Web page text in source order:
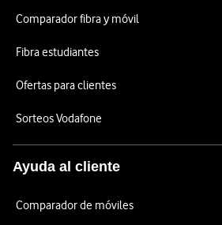
Comparador fibra y móvil
Fibra estudiantes
Ofertas para clientes
Sorteos Vodafone
Ayuda al cliente
Comparador de móviles